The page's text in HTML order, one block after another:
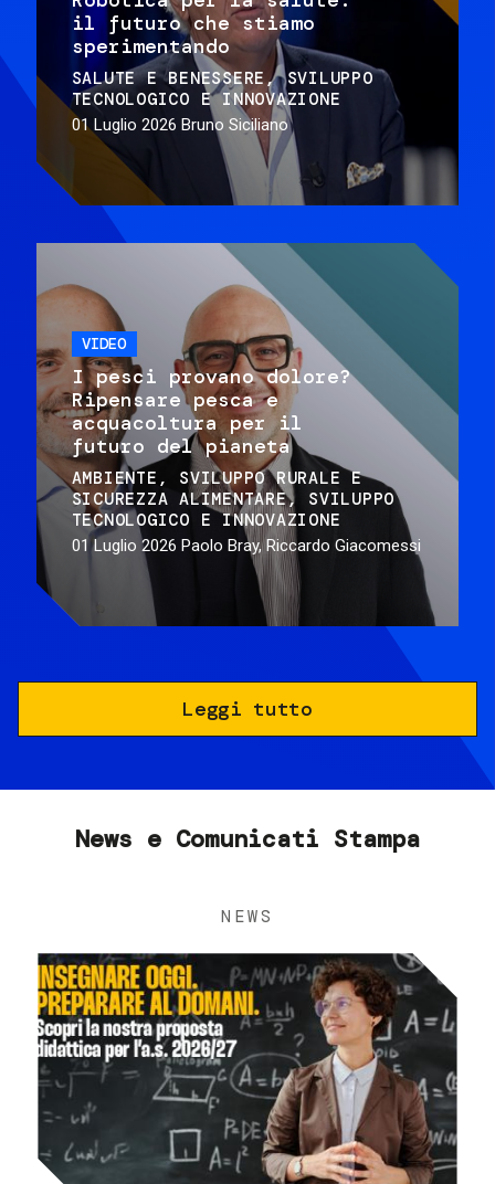
il futuro che stiamo
sperimentando
SALUTE E BENESSERE
SVILUPPO
TECNOLOGICO E INNOVAZIONE
01 Luglio 2026 Bruno Siciliano
VIDEO
I pesci provano dolore?
Ripensare pesca e
acquacoltura per il
futuro del pianeta
AMBIENTE
SVILUPPO RURALE E
SICUREZZA ALIMENTARE
SVILUPPO
TECNOLOGICO E INNOVAZIONE
01 Luglio 2026 Paolo Bray, Riccardo Giacomessi
Leggi tutto
News e Comunicati Stampa
NEWS